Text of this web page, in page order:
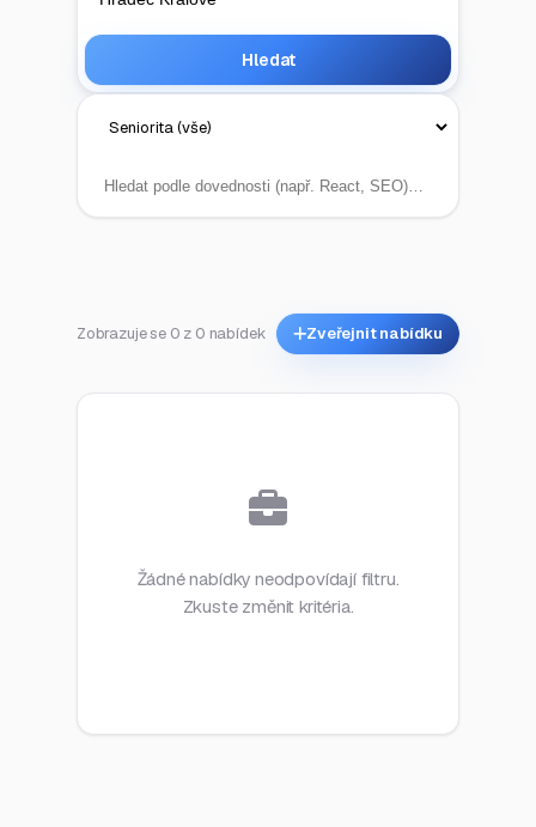
Hledat
Zobrazuje se 0 z 0 nabídek Zveřejnit nabídku
Žádné nabídky neodpovídají filtru.
Zkuste změnit kritéria.